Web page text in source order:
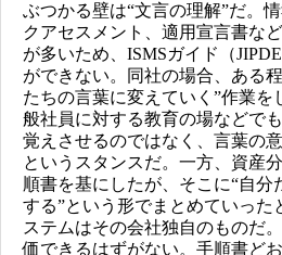
ぶつかる壁は“文言の理解”だ。
クアセスメント、適用宣言書な
が多いため、ISMSガイド（
ができない。同社の場合、ある
たちの言葉に変えていく”作業を
般社員に対する教育の場などで
覚えさせるのではなく、言葉の
というスタンスだ。一方、資産
順書を基にしたが、そこに“自
する”という形でまとめていった
ステムはその会社独自のものだ
価できるはずがない。手順書ど